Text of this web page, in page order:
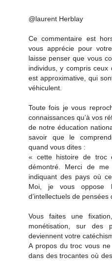
@laurent Herblay
Ce commentaire est
vous apprécie pour
laisse penser que vous
individus, y compris ceux
est approximative, qui
véhiculent.
Toute fois je vous
connaissances qu’à vos
de notre éducation
savoir que le
quand vous dites :
« cette histoire de troc
démontré. Merci de me
indiquant des pays où
Moi, je vous oppose
d’intellectuels de pensées
Vous faites une
monétisation, sur des
deviennent votre
A propos du troc vous
dans des trocantes où